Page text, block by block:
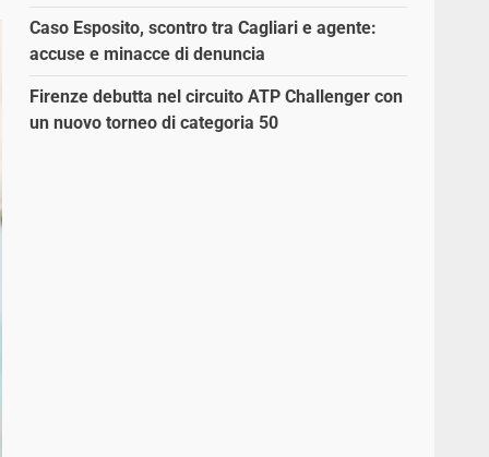
Caso Esposito, scontro tra Cagliari e agente:
accuse e minacce di denuncia
Firenze debutta nel circuito ATP Challenger con
un nuovo torneo di categoria 50